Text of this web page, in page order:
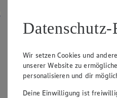
550g
Wir setzen Cookies und
unserer Website zu
personalisieren und dir
Deine Einwilligung ist